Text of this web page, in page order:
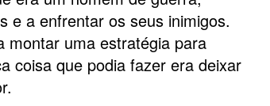
e a enfrentar os seus inimigos.
montar uma estratégia para
coisa que podia fazer era deixar